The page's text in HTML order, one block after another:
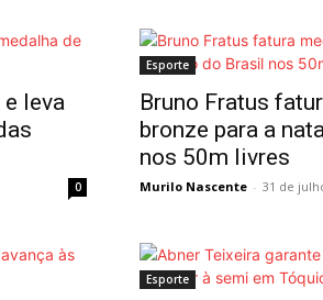
e leva
0
Esporte
Bruno Fratus
bronze para a
nos 50m livres
Murilo Nascente - 31 de
Esporte